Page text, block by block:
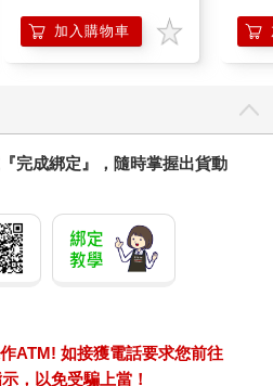
加入購物車
完成綁定』，隨時掌握出貨動
ATM! 如接獲電話要求您前往
，以免受騙上當！